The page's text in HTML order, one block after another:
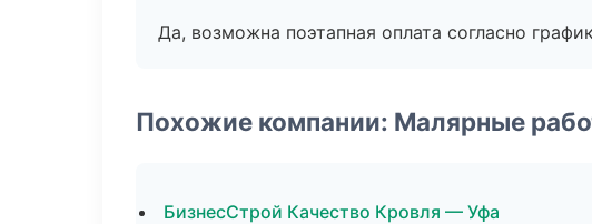
Да, возможна поэтапная оплата согласно
Похожие компании: Малярные
БизнесСтрой Качество Кровля — Уфа